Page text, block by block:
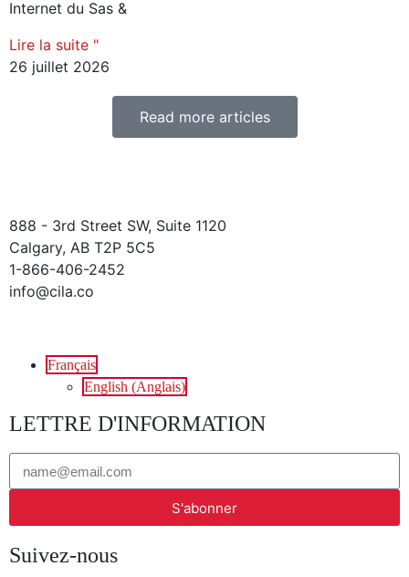
Internet du Sas &
Lire la suite "
26 juillet 2026
Read more articles
888 - 3rd Street SW, Suite 1120
Calgary, AB T2P 5C5
1-866-406-2452
info@cila.co
Français
English (Anglais)
LETTRE D'INFORMATION
S'abonner
Suivez-nous